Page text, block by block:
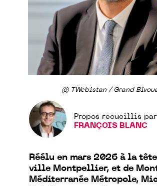
© TWebistan / Grand
Propos recueillis par
FRANÇOIS BLANC
Réélu en mars 2026 à la
ville Montpellier, et de
Méditerranée Métropole,